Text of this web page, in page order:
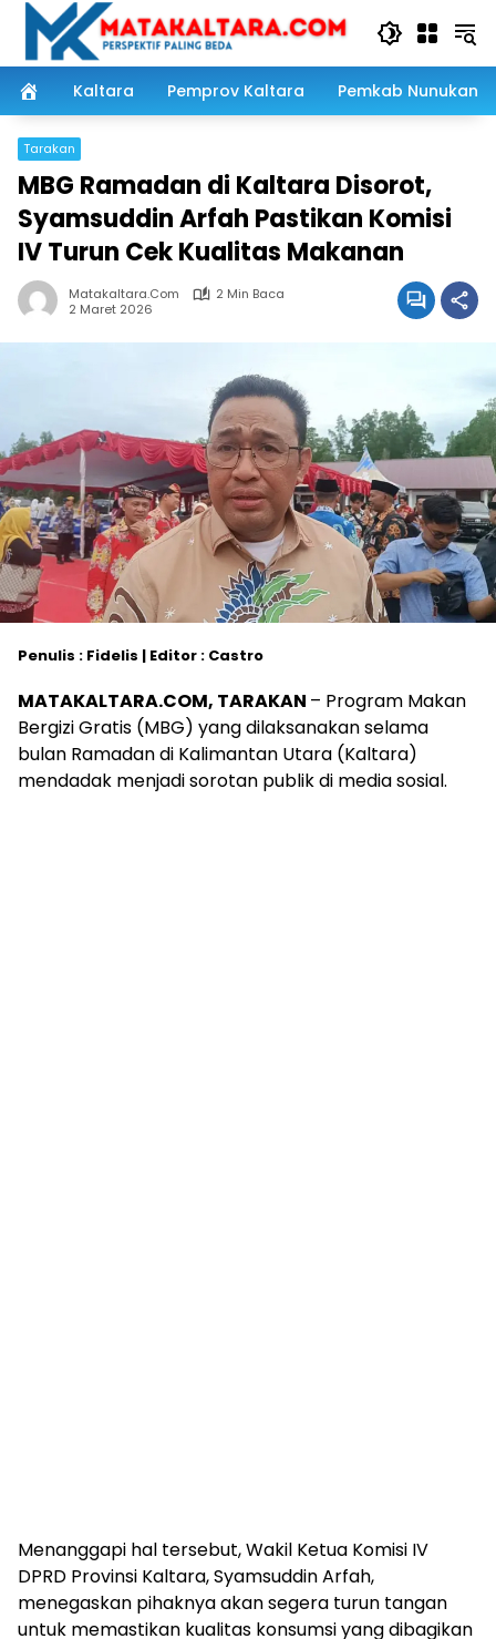
Langsung
konten
Kaltara
Pemprov Kaltara Pemkab Nunukan
Tarakan
MBG Ramadan di Kaltara Disorot,
Syamsuddin Arfah Pastikan Komisi
IV Turun Cek Kualitas Makanan
Matakaltara.com
2 Min Baca
2 Maret 2026
Penulis : Fidelis | Editor : Castro
MATAKALTARA.COM, TARAKAN – Program Makan
Bergizi Gratis (MBG) yang dilaksanakan selama
bulan Ramadan di Kalimantan Utara (Kaltara)
mendadak menjadi sorotan publik di media sosial.
Menanggapi hal tersebut, Wakil Ketua Komisi IV
DPRD Provinsi Kaltara, Syamsuddin Arfah,
menegaskan pihaknya akan segera turun tangan
untuk memastikan kualitas konsumsi yang dibagikan